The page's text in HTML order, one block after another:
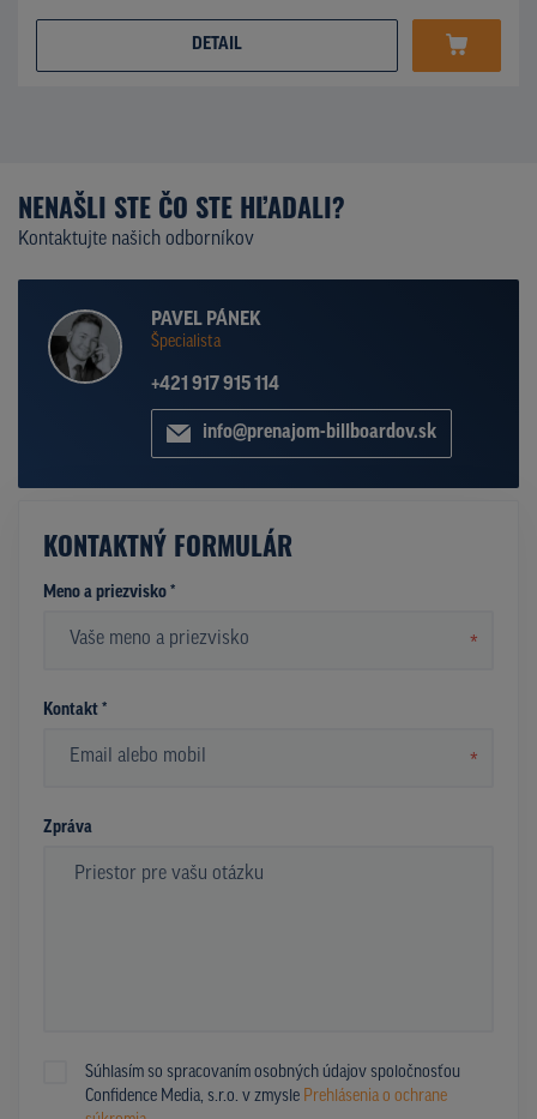
DETAIL
NENAŠLI STE ČO STE HĽADALI?
Kontaktujte našich odborníkov
PAVEL PÁNEK
Špecialista
+421 917 915 114
info@prenajom-billboardov.sk
KONTAKTNÝ FORMULÁR
Meno a priezvisko *
*
Kontakt *
*
Zpráva
Súhlasím so spracovaním osobných údajov spoločnosťou
Confidence Media, s.r.o. v zmysle Prehlásenia o ochrane